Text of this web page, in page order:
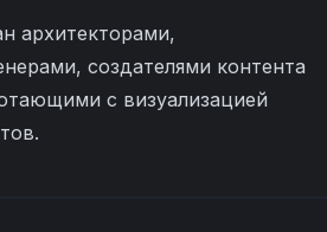
архитекторами,
создателями контента
с визуализацией